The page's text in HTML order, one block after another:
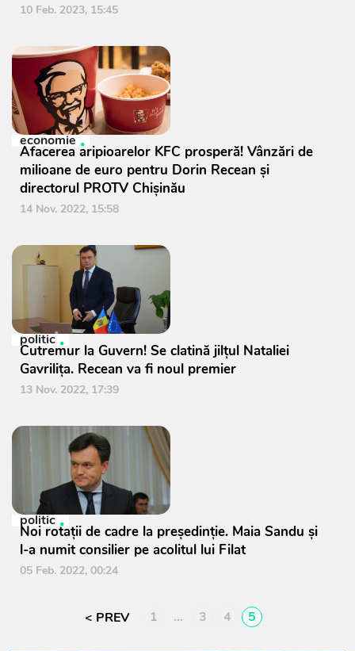
10 Feb. 2023, 15:45
economie
Afacerea aripioarelor KFC prosperă! Vânzări de
milioane de euro pentru Dorin Recean și
directorul PROTV Chișinău
14 Nov. 2022, 15:58
politic
Cutremur la Guvern! Se clatină jilțul Nataliei
Gavrilița. Recean va fi noul premier
13 Nov. 2022, 17:39
politic
Noi rotații de cadre la președinție. Maia Sandu și
l-a numit consilier pe acolitul lui Filat
05 Feb. 2022, 00:24
1 … 3 4 5